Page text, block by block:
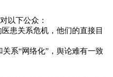
以下公众：
患关系危机，他们的直接目
系“网络化”，舆论难有一致